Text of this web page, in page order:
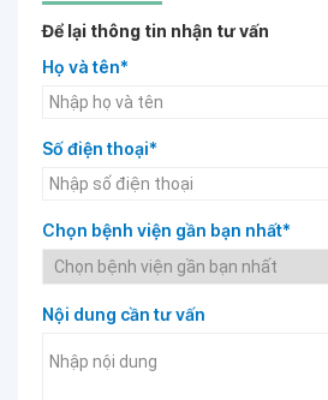
Để lại thông tin nhận tư vấn
Họ và tên*
Số điện thoại*
Chọn bệnh viện gần bạn nhất*
Nội dung cần tư vấn